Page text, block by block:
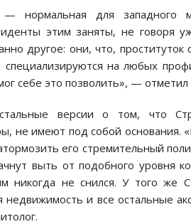
— нормальная для западного
этим заняты, не говоря
другое: они, что, проституток
на любых
себе это позволить», —
версии о том, что
не имеют под собой основания.
его стремительный
выть от подобного уровня
никогда не снился. У того же
недвижимость и все остальные